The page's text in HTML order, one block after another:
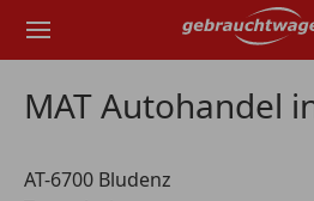
Hauptinhalt
MAT Autohandel
AT-6700 Bludenz